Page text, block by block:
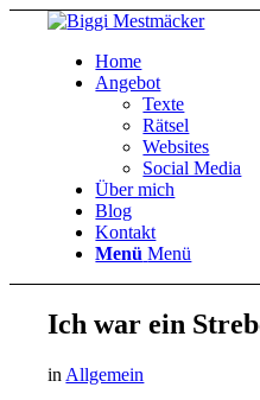
Home
Angebot
Texte
Rätsel
Websites
Social Media
Über mich
Blog
Kontakt
Menü Menü
Ich war ein
in Allgemein